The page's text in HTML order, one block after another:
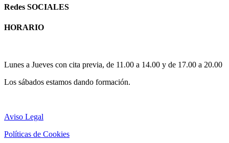
Redes SOCIALES
HORARIO
Lunes a Jueves con cita previa, de 11.00 a 14.00 y de 17.00 a 20.00
Los sábados estamos dando formación.
Aviso Legal
Políticas de Cookies